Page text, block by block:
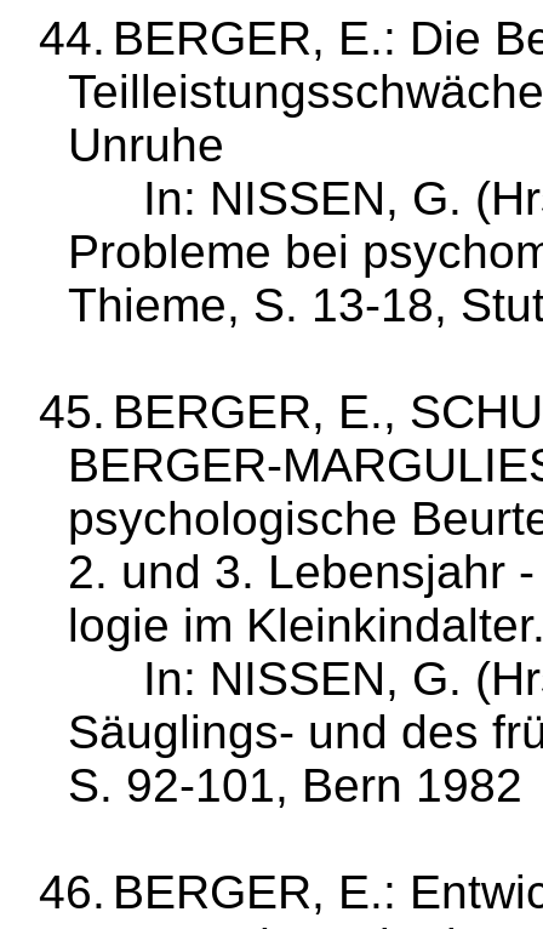
44. BERGER, E.: Die
Unruhe
In: NISSEN, G. (
Probleme bei
Thieme, S. 13‑18,
45. BERGER, E.,
psychologische
2. und 3. Lebensjahr
logie im
In: NISSEN, G. (
Säuglings‑ und des
S. 92‑101, Bern 1982
46. BERGER, E.: